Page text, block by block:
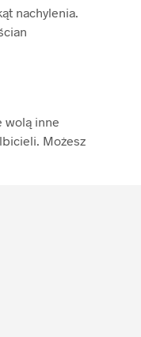
nachylenia.
wolą inne
Możesz